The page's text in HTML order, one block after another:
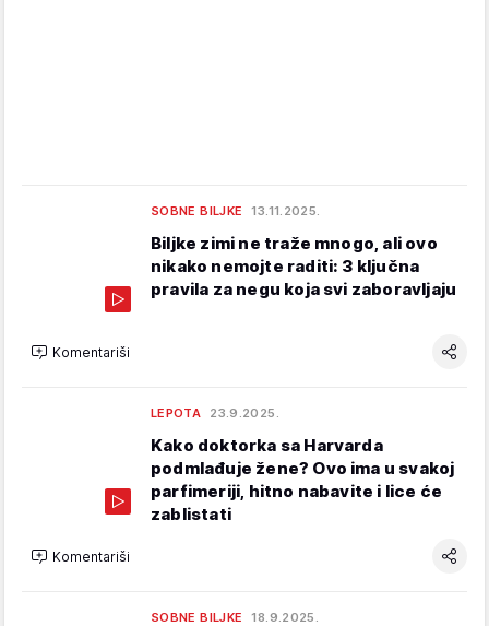
SOBNE BILJKE 13.11.2025.
Biljke zimi ne traže mnogo, ali ovo
nikako nemojte raditi: 3 ključna
pravila za negu koja svi zaboravljaju
Komentariši
LEPOTA 23.9.2025.
Kako doktorka sa Harvarda
podmlađuje žene? Ovo ima u svakoj
parfimeriji, hitno nabavite i lice će
zablistati
Komentariši
SOBNE BILJKE 18.9.2025.